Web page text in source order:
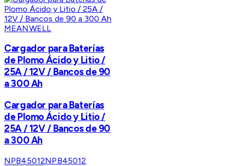
MEANWELL
Cargador para Baterías
de Plomo Ácido y Litio /
25A / 12V / Bancos de 90
a 300 Ah
Cargador para Baterías
de Plomo Ácido y Litio /
25A / 12V / Bancos de 90
a 300 Ah
NPB45012NPB45012